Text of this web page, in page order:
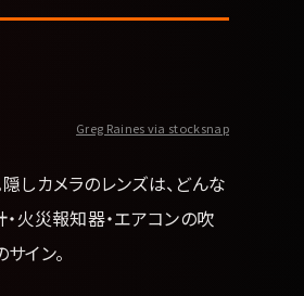
Greg Raines via stocksnap
しカメラのレンズは、どんな
火災報知器・エアコンの吹
イン。